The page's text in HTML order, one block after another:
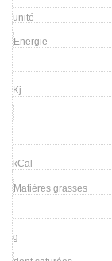
unité
Energie
Kj
kCal
Matières grasses
g